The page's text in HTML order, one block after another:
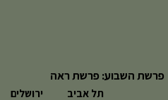
פרשת השבוע: פרשת ראה
תל אביב
ירושלים